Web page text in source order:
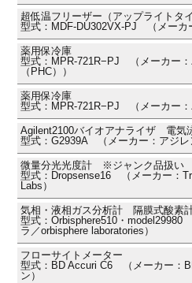
超低温フリーザー（アップライトタイ
型式：MDF-DU302VX-PJ （メーカ
薬用保冷庫
型式：MPR-721R−PJ （メーカー：
（PHC））
薬用保冷庫
型式：MPR-721R−PJ （メーカー：
Agilent2100バイオアナライザ 電気
型式：G2939A （メーカー：アジレ
微量分光光度計 ※ジャンク品扱い
型式：Dropsense16 （メーカー：
Labs）
気相・液相ガス分析計 隔膜式酸素
型式：Orbisphere510・model29980
ラ／orbisphere laboratories）
フローサイトメーター
型式：BD Accuri C6 （メーカー：
ン）